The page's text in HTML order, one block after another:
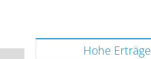
Hohe Erträge